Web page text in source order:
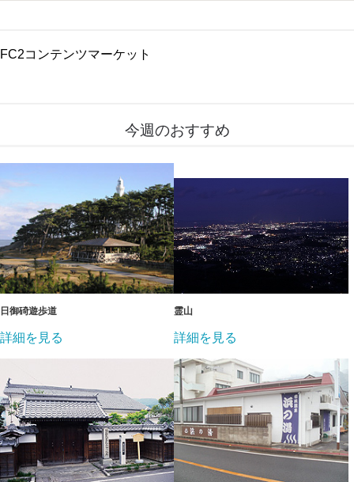
FC2コンテンツマーケット
今週のおすすめ
日御碕遊歩道
詳細を見る
霊山
詳細を見る